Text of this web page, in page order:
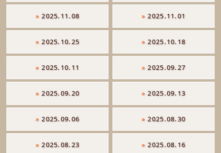
» 2025.11.08 » 2025.11.01
» 2025.10.25 » 2025.10.18
» 2025.10.11 » 2025.09.27
» 2025.09.20 » 2025.09.13
» 2025.09.06 » 2025.08.30
» 2025.08.23 » 2025.08.16